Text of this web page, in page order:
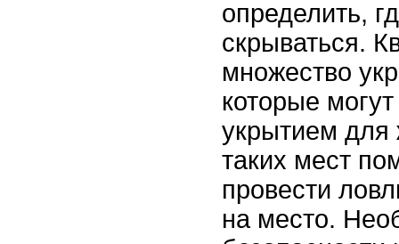
определить,
скрываться.
множество
которые
укрытием для
таких мест
провести
на место.